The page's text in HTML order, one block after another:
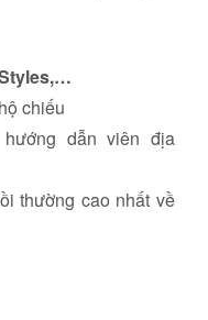
chiếu
dẫn viên địa
thường cao nhất về